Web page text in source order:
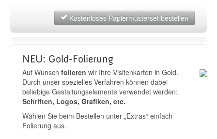
Kostenloses Papiermusterset bestellen
NEU: Gold-Folierung
Auf Wunsch folieren wir Ihre Visitenkarten in Gold.
Durch unser spezielles Verfahren können dabei
beliebige Gestaltungselemente verwendet werden:
Schriften, Logos, Grafiken, etc.
Wählen Sie beim Bestellen unter „Extras“ einfach
Folierung aus.